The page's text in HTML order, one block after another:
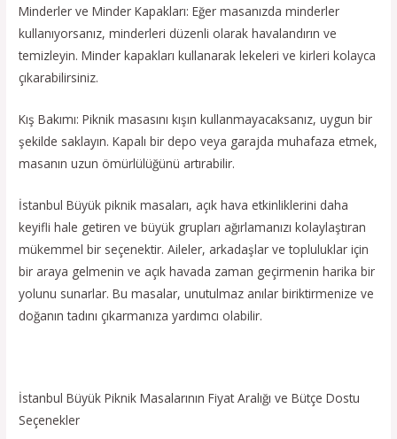
Minderler ve Minder Kapakları: Eğer masanızda minderler
kullanıyorsanız, minderleri düzenli olarak havalandırın ve
temizleyin. Minder kapakları kullanarak lekeleri ve kirleri kolayca
çıkarabilirsiniz.
Kış Bakımı: Piknik masasını kışın kullanmayacaksanız, uygun bir
şekilde saklayın. Kapalı bir depo veya garajda muhafaza etmek,
masanın uzun ömürlülüğünü artırabilir.
İstanbul Büyük piknik masaları, açık hava etkinliklerini daha
keyifli hale getiren ve büyük grupları ağırlamanızı kolaylaştıran
mükemmel bir seçenektir. Aileler, arkadaşlar ve topluluklar için
bir araya gelmenin ve açık havada zaman geçirmenin harika bir
yolunu sunarlar. Bu masalar, unutulmaz anılar biriktirmenize ve
doğanın tadını çıkarmanıza yardımcı olabilir.
İstanbul Büyük Piknik Masalarının Fiyat Aralığı ve Bütçe Dostu
Seçenekler